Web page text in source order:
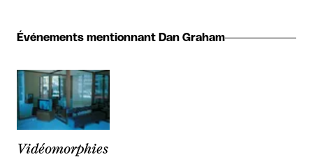
Événements mentionnant Dan Graham
Vidéomorphies